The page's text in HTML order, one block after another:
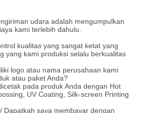
udara adalah mengumpulkan
kami terlebih dahulu.
kualitas yang sangat ketat yang
yang kami produksi selalu berkualitas
logo atau nama perusahaan kami
atau paket Anda?
pada produk Anda dengan Hot
UV Coating, Silk-screen Printing
Dapatkah saya membayar dengan